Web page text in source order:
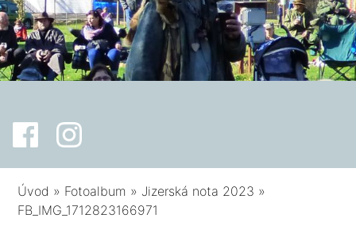
Úvod » Fotoalbum » Jizerská nota 2023 »
FB_IMG_1712823166971